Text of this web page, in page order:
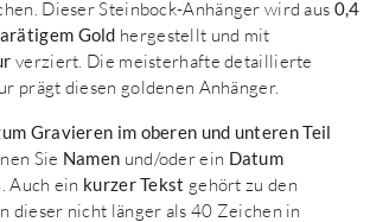
Dieser Steinbock-Anhänger wird aus 0,4
Gold hergestellt und mit
verziert. Die meisterhafte detaillierte
prägt diesen goldenen Anhänger.
Gravieren im oberen und unteren Teil
Sie Namen und/oder ein Datum
Auch ein kurzer Tekst gehört zu den
dieser nicht länger als 40 Zeichen in